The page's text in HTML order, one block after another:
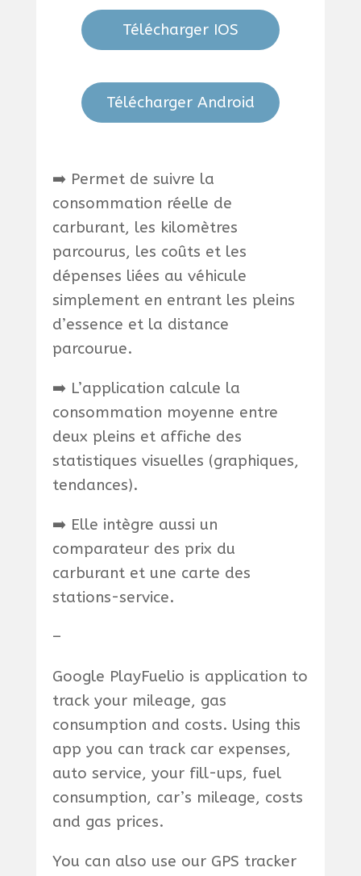
Télécharger IOS
Télécharger Android
➡️ Permet de suivre la
consommation réelle de
carburant, les kilomètres
parcourus, les coûts et les
dépenses liées au véhicule
simplement en entrant les pleins
d’essence et la distance
parcourue.
➡️ L’application calcule la
consommation moyenne entre
deux pleins et affiche des
statistiques visuelles (graphiques,
tendances).
➡️ Elle intègre aussi un
comparateur des prix du
carburant et une carte des
stations-service.
–
Google PlayFuelio is application to
track your mileage, gas
consumption and costs. Using this
app you can track car expenses,
auto service, your fill-ups, fuel
consumption, car’s mileage, costs
and gas prices.
You can also use our GPS tracker